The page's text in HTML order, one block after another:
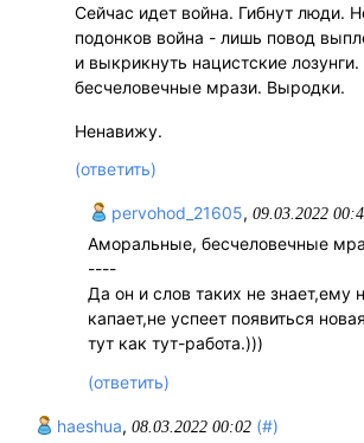
Сейчас идет война. Гибнут люди.
подонков война - лишь повод
и выкрикнуть нацистские
бесчеловечные мрази. Выродки.
Ненавижу.
(ответить)
pervohod_21605,09.03.2022
Аморальные, бесчеловечные
----
Да он и слов таких не знает,ему
капает,не успеет появиться
тут как тут-работа.)))
(ответить)
haeshua, 08.03.2022 00:02 (#)